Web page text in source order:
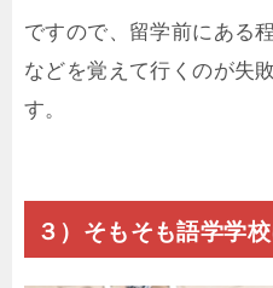
ですので、留学前にある
などを覚えて行くのが失
す。
３）そもそも語学学